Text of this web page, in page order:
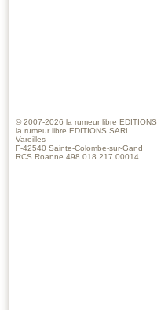
© 2007-2026 la rumeur libre EDITIONS
la rumeur libre EDITIONS SARL
Vareilles
F-42540 Sainte-Colombe-sur-Gand
RCS Roanne 498 018 217 00014